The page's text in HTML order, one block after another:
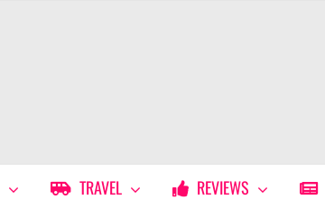
TRAVEL REVIEWS